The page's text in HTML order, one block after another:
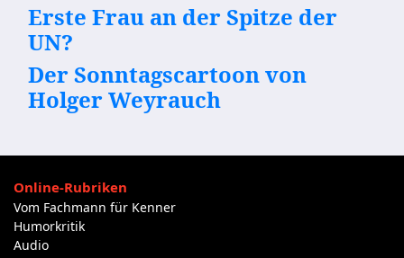
Erste Frau an der Spitze der
UN?
Der Sonntagscartoon von
Holger Weyrauch
Online-Rubriken
Vom Fachmann für Kenner
Humorkritik
Audio